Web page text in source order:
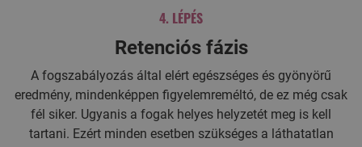
4. LÉPÉS
Retenciós fázis
A fogszabályozás által elért egészséges és gyönyörű
eredmény, mindenképpen figyelemreméltó, de ez még csak
fél siker. Ugyanis a fogak helyes helyzetét meg is kell
tartani. Ezért minden esetben szükséges a láthatatlan